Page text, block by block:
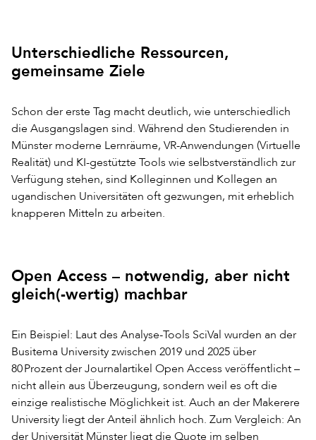
Unterschiedliche Ressourcen,
gemeinsame Ziele
Schon der erste Tag macht deutlich, wie unterschiedlich
die Ausgangslagen sind. Während den Studierenden in
Münster moderne Lernräume, VR-Anwendungen (Virtuelle
Realität) und KI-gestützte Tools wie selbstverständlich zur
Verfügung stehen, sind Kolleginnen und Kollegen an
ugandischen Universitäten oft gezwungen, mit erheblich
knapperen Mitteln zu arbeiten.
Open Access – notwendig, aber nicht
gleich(-wertig) machbar
Ein Beispiel: Laut des Analyse-Tools SciVal wurden an der
Busitema University zwischen 2019 und 2025 über
80 Prozent der Journalartikel Open Access veröffentlicht –
nicht allein aus Überzeugung, sondern weil es oft die
einzige realistische Möglichkeit ist. Auch an der Makerere
University liegt der Anteil ähnlich hoch. Zum Vergleich: An
der Universität Münster liegt die Quote im selben